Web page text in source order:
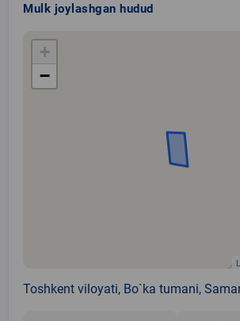
Mulk joylashgan hudud
+
−
Toshkent viloyati, Bo`ka tumani,